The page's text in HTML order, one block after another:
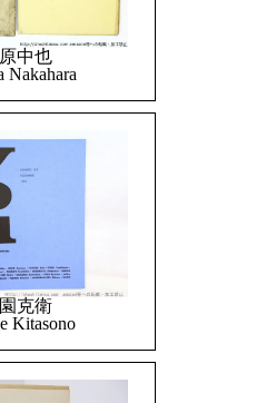
中也
Nakahara
克衛
Kitasono